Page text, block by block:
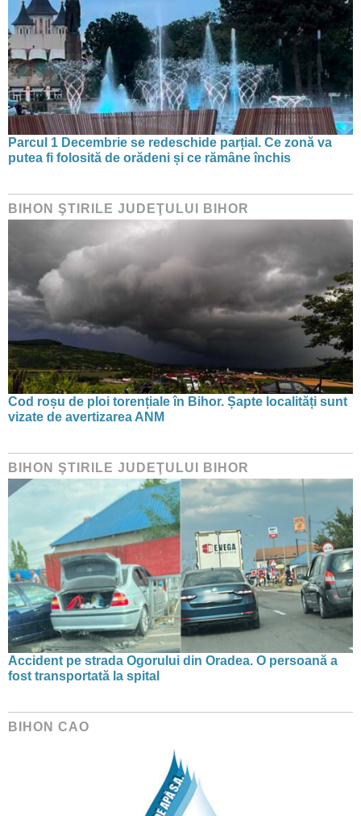
Parcul 1 Decembrie se redeschide parțial. Ce zonă va
putea fi folosită de orădeni și ce rămâne închis
BIHON ŞTIRILE JUDEŢULUI BIHOR
Cod roșu de ploi torențiale în Bihor. Șapte localități sunt
vizate de avertizarea ANM
BIHON ŞTIRILE JUDEŢULUI BIHOR
Accident pe strada Ogorului din Oradea. O persoană a
fost transportată la spital
BIHON CAO